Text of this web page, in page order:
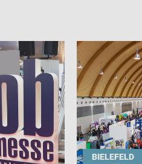
BIELEFELD